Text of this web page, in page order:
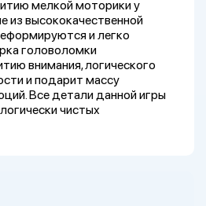
мелкой моторики у
из высококачественной
и легко
головоломки
внимания, логического
и подарит массу
Все детали данной игры
чистых